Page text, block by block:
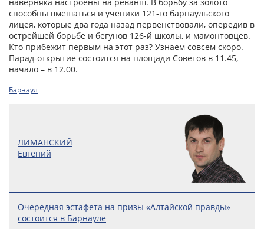
способны вмешаться и ученики 121-го барнаульского
лицея, которые два года назад первенствовали, опередив в
острейшей борьбе и бегунов 126-й школы, и мамонтовцев.
Кто прибежит первым на этот раз? Узнаем совсем скоро.
Парад-открытие состоится на площади Советов в 11.45,
начало – в 12.00.
Барнаул
ЛИМАНСКИЙ
Евгений
Очередная эстафета на призы «Алтайской правды»
состоится в Барнауле